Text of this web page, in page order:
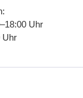
Uhr
Uhr